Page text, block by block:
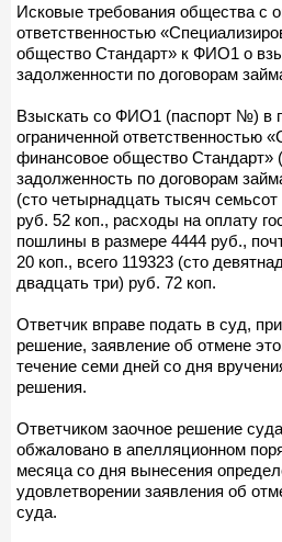
Исковые требования общества с
ответственностью
общество Стандарт» к ФИО1 о
задолженности по договорам
Взыскать со ФИО1 (паспорт №) в
ограниченной ответственностью
финансовое общество
задолженность по договорам
(сто четырнадцать тысяч
руб. 52 коп., расходы на оплату
пошлины в размере 4444 руб.,
20 коп., всего 119323 (сто
двадцать три) руб. 72 коп.
Ответчик вправе подать в суд,
решение, заявление об отмене
течение семи дней со дня
решения.
Ответчиком заочное решение
обжаловано в апелляционном
месяца со дня вынесения
удовлетворении заявления об
суда.